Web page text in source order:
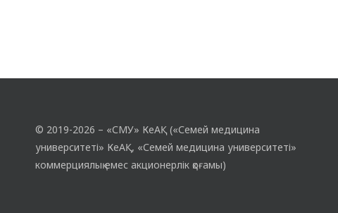
© 2019-2026 – «СМУ» КеАҚ («Семей медицина
университеті» КеАҚ, «Семей медицина университеті»
коммерциялық емес акционерлік қоғамы)